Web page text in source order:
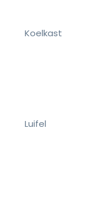
Koelkast
Luifel